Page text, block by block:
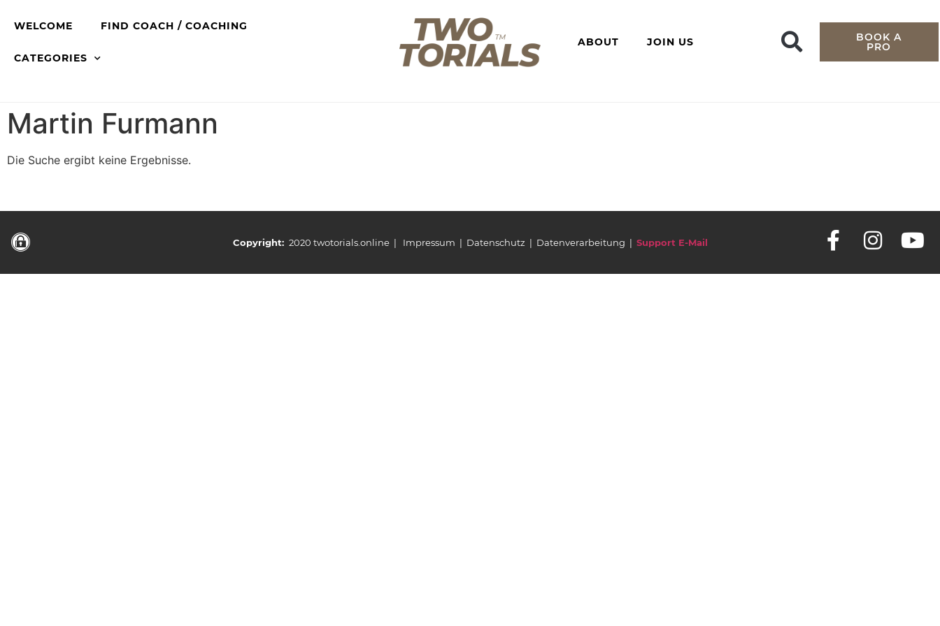
WELCOME FIND COACH / COACHING
CATEGORIES
ABOUT JOIN US BOOK A
PRO
Martin Furmann
Die Suche ergibt keine Ergebnisse.
Copyright: 2020 twotorials.online | Impressum | Datenschutz | Datenverarbeitung | Support E-Mail